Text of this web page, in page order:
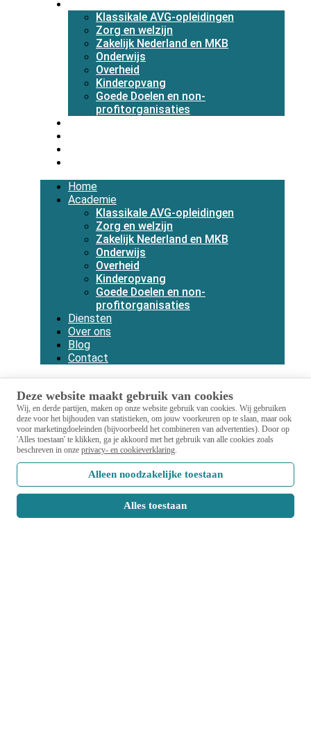
Deze website maakt gebruik van cookies
Wij, en derde partijen, maken op onze website gebruik van cookies. Wij gebruiken
deze voor het bijhouden van statistieken, om jouw voorkeuren op te slaan, maar ook
voor marketingdoeleinden (bijvoorbeeld het combineren van advertenties). Door op
'Alles toestaan' te klikken, ga je akkoord met het gebruik van alle cookies zoals
beschreven in onzeprivacy- en cookieverklaring.
Alleen noodzakelijke toestaan
Alles toestaan
Klassikale AVG-opleidingen
Zorg en welzijn
Zakelijk Nederland en MKB
Onderwijs
Overheid
Kinderopvang
Goede Doelen en non-
profitorganisaties
Home
Academie
Klassikale AVG-opleidingen
Zorg en welzijn
Zakelijk Nederland en MKB
Onderwijs
Overheid
Kinderopvang
Goede Doelen en non-
profitorganisaties
Diensten
Over ons
Blog
Contact